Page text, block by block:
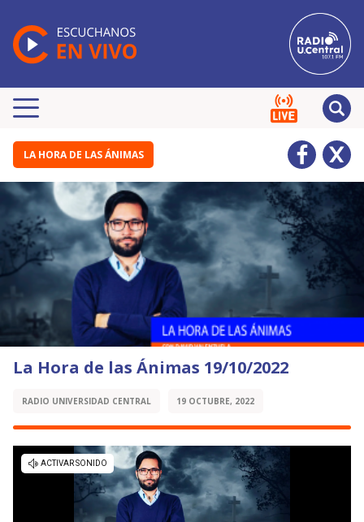
LA HORA DE LAS ÁNIMAS
La Hora de las Ánimas 19/10/2022
RADIO UNIVERSIDAD CENTRAL 19 OCTUBRE, 2022